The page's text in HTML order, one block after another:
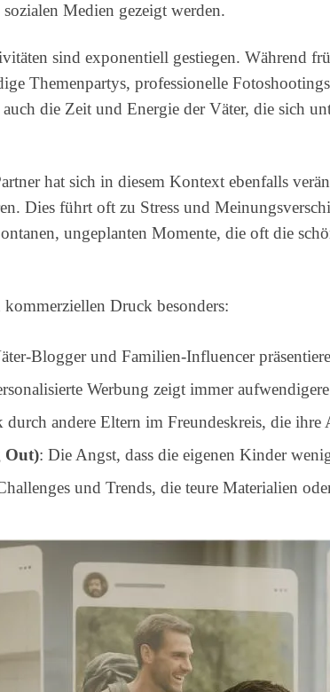
Medien gezeigt werden.
sind exponentiell gestiegen. Während
Themenpartys, professionelle
die Zeit und Energie der Väter, die sich
hat sich in diesem Kontext ebenfalls
Dies führt oft zu Stress und
ungeplanten Momente, die oft die
Druck besonders:
Blogger und Familien-Influencer
Werbung zeigt immer
durch andere Eltern im Freundeskreis, die ihre
Out): Die Angst, dass die eigenen Kinder
und Trends, die teure Materialien